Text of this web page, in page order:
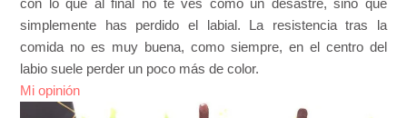
con lo que al final no te ves como un desastre, sino que
simplemente has perdido el labial. La resistencia tras la
comida no es muy buena, como siempre, en el centro del
labio suele perder un poco más de color.
Mi opinión